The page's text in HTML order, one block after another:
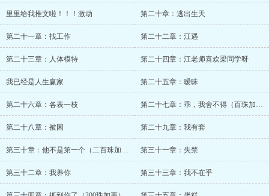
里里给我推文啦！！！激动 第二十章：逃出生天
第二十一章：找工作 第二十二章：江遇
第二十三章：人体模特 第二十四章：江老师喜欢梁同学呀
我已经是人生赢家 第二十五章：暧昧
第二十六章：各表一枝 第二十七章：乖，我舍不得（百珠加更）
第二十八章：被困 第二十九章：我有套
第三十章：他不是第一个（二百珠加更） 第三十一章：失禁
第三十二章：我养你 第三十三章：我不在乎